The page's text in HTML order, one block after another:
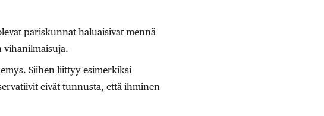
pariskunnat haluaisivat mennä
vihanilmaisuja.
Siihen liittyy esimerkiksi
eivät tunnusta, että ihminen